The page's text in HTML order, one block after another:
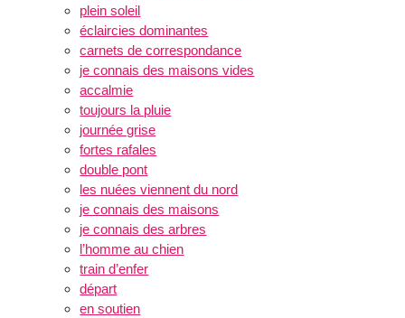
plein soleil
éclaircies dominantes
carnets de correspondance
je connais des maisons vides
accalmie
toujours la pluie
journée grise
fortes rafales
double pont
les nuées viennent du nord
je connais des maisons
je connais des arbres
l’homme au chien
train d’enfer
départ
en soutien